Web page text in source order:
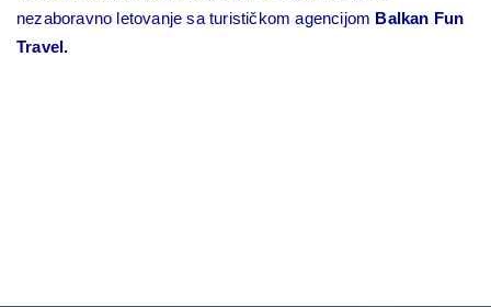
nezaboravno letovanje sa turističkom agencijom Balkan Fun
Travel.